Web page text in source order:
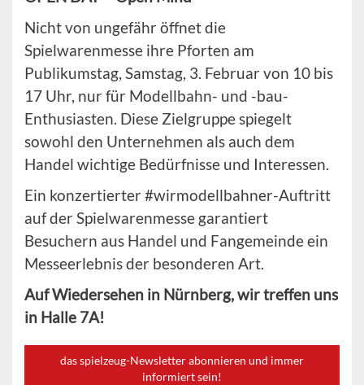
Nicht von ungefähr öffnet die
Spielwarenmesse ihre Pforten am
Publikumstag, Samstag, 3. Februar von 10 bis
17 Uhr, nur für Modellbahn- und -bau-
Enthusiasten. Diese Zielgruppe spiegelt
sowohl den Unternehmen als auch dem
Handel wichtige Bedürfnisse und Interessen.
Ein konzertierter #wirmodellbahner-Auftritt
auf der Spielwarenmesse garantiert
Besuchern aus Handel und Fangemeinde ein
Messeerlebnis der besonderen Art.
Auf Wiedersehen in Nürnberg, wir treffen uns
in Halle 7A!
das spielzeug-Newsletter abonnieren und immer
informiert sein!